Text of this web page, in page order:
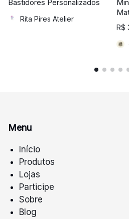
Bastidores Personalizados
Rita Pires Atelier
R$
Menu
Início
Produtos
Lojas
Participe
Sobre
Blog